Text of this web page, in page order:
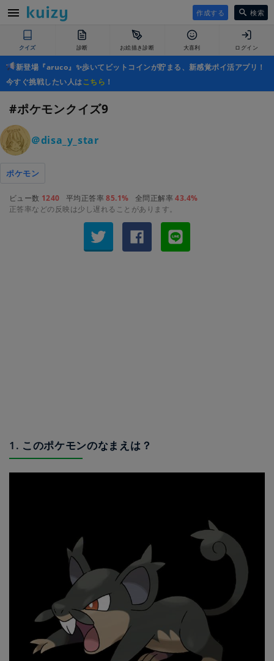
作成する 検索
クイズ 診断 お絵描き診断 大喜利 ログイン
新登場『aruco』✨歩いてビットコインが貯まる、新感覚ポイ活アプリ！
今すぐ挑戦したい人はこちら ！
#ポケモンクイズ9
＠disa_y_star
ポケモン
ビュー数 1240 平均正答率85.1% 全問正解率43.4%
正答率などの反映は少し遅れることがあります。
1. このポケモンのなまえは？